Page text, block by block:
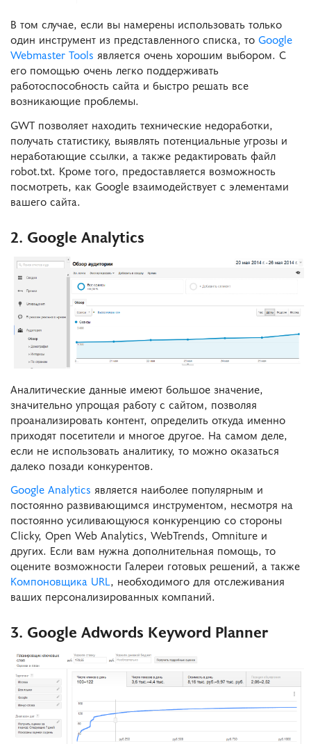
В том случае, если вы намерены использовать только
один инструмент из представленного списка, то Google
Webmaster Tools является очень хорошим выбором. С
его помощью очень легко поддерживать
работоспособность сайта и быстро решать все
возникающие проблемы.
GWT позволяет находить технические недоработки,
получать статистику, выявлять потенциальные угрозы и
неработающие ссылки, а также редактировать файл
robot.txt. Кроме того, предоставляется возможность
посмотреть, как Google взаимодействует с элементами
вашего сайта.
2. Google Analytics
Аналитические данные имеют большое значение,
значительно упрощая работу с сайтом, позволяя
проанализировать контент, определить откуда именно
приходят посетители и многое другое. На самом деле,
если не использовать аналитику, то можно оказаться
далеко позади конкурентов.
Google Analytics является наиболее популярным и
постоянно развивающимся инструментом, несмотря на
постоянно усиливающуюся конкуренцию со стороны
Clicky, Open Web Analytics, WebTrends, Omniture и
других. Если вам нужна дополнительная помощь, то
оцените возможности Галереи готовых решений, а также
Компоновщика URL , необходимого для отслеживания
ваших персонализированных компаний.
3. Google Adwords Keyword Planner